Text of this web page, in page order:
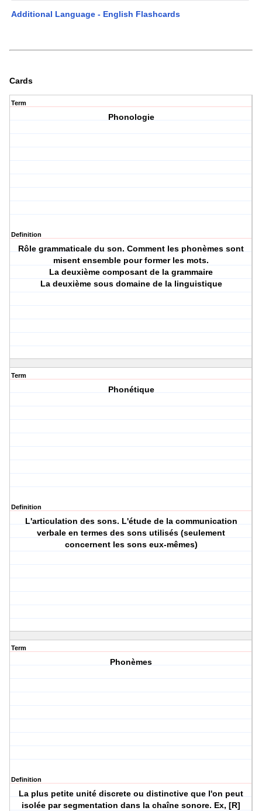
Additional Language - English Flashcards
Cards
Term
Phonologie
Definition
Rôle grammaticale du son. Comment les phonèmes sont
misent ensemble pour former les mots.
La deuxième composant de la grammaire
La deuxième sous domaine de la linguistique
Term
Phonétique
Definition
L'articulation des sons. L'étude de la communication
verbale en termes des sons utilisés (seulement
concernent les sons eux-mêmes)
Term
Phonèmes
Definition
La plus petite unité discrete ou distinctive que l'on peut
isolée par segmentation dans la chaîne sonore. Ex, [R]